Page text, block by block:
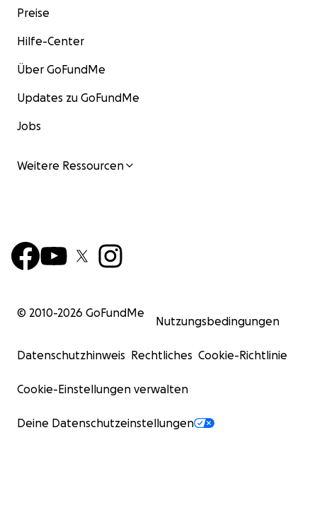
Preise
Hilfe-Center
Über GoFundMe
Updates zu GoFundMe
Jobs
Weitere Ressourcen
© 2010-2026 GoFundMe
Nutzungsbedingungen
Datenschutzhinweis Rechtliches Cookie-Richtlinie
Cookie-Einstellungen verwalten
Deine Datenschutzeinstellungen